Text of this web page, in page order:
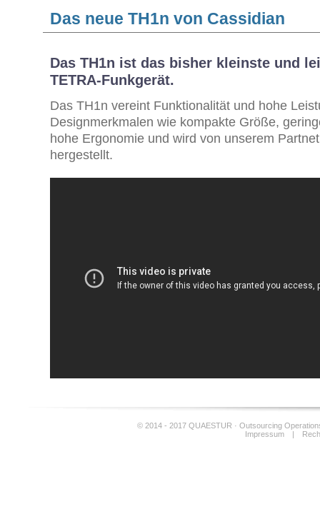
Das neue TH1n von Cassidian
Das TH1n ist das bisher kleinste und
TETRA-Funkgerät.
Das TH1n vereint Funktionalität und hohe
Designmerkmalen wie kompakte Größe,
hohe Ergonomie und wird von unserem
hergestellt.
© 2014 - 2017 QUAESTUR · Outsourcing
Impressum
|